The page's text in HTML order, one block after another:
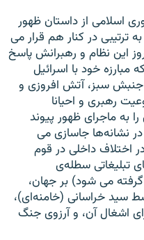
اسلامی از داستان ظهور
در کنار هم قرار می
اين نظام و رهبرانش پاسخ
مبارزه‌ خود با اسرائيل
سبز، آتش افروزی و
رهبری و احيانا
به ماجرای ظهور پيوند
نشانه‌ها جاسازی می
اختلاف داخلی در قوم
تبليغاتی سطله‌ی
می شود) بر جهان،
سيد خراسانی (خامنه‌ای)،
اشغال آن، و آرزوی جنگ